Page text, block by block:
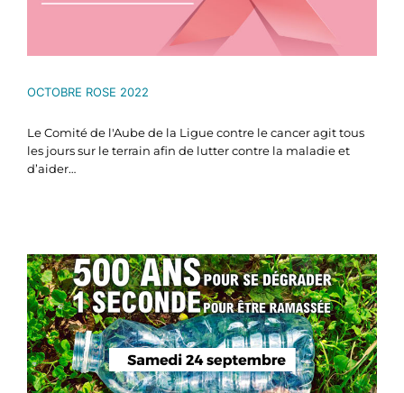
OCTOBRE ROSE 2022
Le Comité de l'Aube de la Ligue contre le cancer agit tous
les jours sur le terrain afin de lutter contre la maladie et
d’aider…